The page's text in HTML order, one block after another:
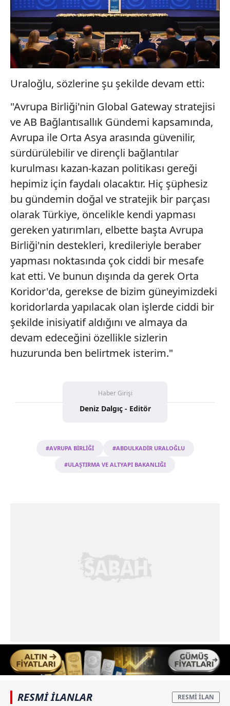
Uraloğlu, sözlerine şu şekilde devam etti:
"Avrupa Birliği'nin Global Gateway stratejisi
ve AB Bağlantısallık Gündemi kapsamında,
Avrupa ile Orta Asya arasında güvenilir,
sürdürülebilir ve dirençli bağlantılar
kurulması kazan-kazan politikası gereği
hepimiz için faydalı olacaktır. Hiç şüphesiz
bu gündemin doğal ve stratejik bir parçası
olarak Türkiye, öncelikle kendi yapması
gereken yatırımları, elbette başta Avrupa
Birliği'nin destekleri, kredileriyle beraber
yapması noktasında çok ciddi bir mesafe
kat etti. Ve bunun dışında da gerek Orta
Koridor'da, gerekse de bizim güneyimizdeki
koridorlarda yapılacak olan işlerde ciddi bir
şekilde inisiyatif aldığını ve almaya da
devam edeceğini özellikle sizlerin
huzurunda ben belirtmek isterim."
Haber Girişi
Deniz Dalgıç - Editör
#AVRUPA BİRLİĞİ #ABDULKADİR URALOĞLU
#ULAŞTIRMA VE ALTYAPI BAKANLIĞI
RESMİ İLANLAR